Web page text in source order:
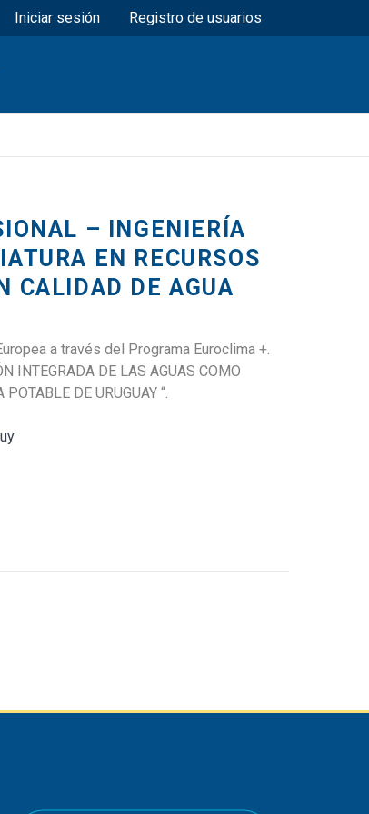
Menú superior
Iniciar sesión Registro de usuarios
– INGENIERÍA
EN RECURSOS
CALIDAD DE AGUA
a través del Programa Euroclima +.
INTEGRADA DE LAS AGUAS COMO
DE URUGUAY “.